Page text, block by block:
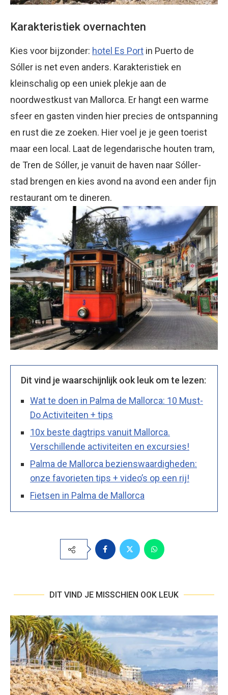
Karakteristiek overnachten
Kies voor bijzonder: hotel Es Port in Puerto de
Sóller is net even anders. Karakteristiek en
kleinschalig op een uniek plekje aan de
noordwestkust van Mallorca. Er hangt een warme
sfeer en gasten vinden hier precies de ontspanning
en rust die ze zoeken. Hier voel je je geen toerist
maar een local. Laat de legendarische houten tram,
de Tren de Sóller, je vanuit de haven naar Sóller-
stad brengen en kies avond na avond een ander fijn
restaurant om te dineren.
Dit vind je waarschijnlijk ook leuk om te lezen:
Wat te doen in Palma de Mallorca: 10 Must-
Do Activiteiten + tips
10x beste dagtrips vanuit Mallorca.
Verschillende activiteiten en excursies!
Palma de Mallorca bezienswaardigheden:
onze favorieten tips + video’s op een rij!
Fietsen in Palma de Mallorca
DIT VIND JE MISSCHIEN OOK LEUK